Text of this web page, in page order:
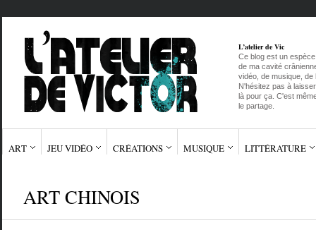
L’atelier de Vic
Ce blog est un
de ma cavité
vidéo, de musique, de
N'hésitez pas à
là pour ça. C'est
le partage.
ART JEU VIDÉO CRÉATIONS MUSIQUE LITTÉRATURE
ART CHINOIS